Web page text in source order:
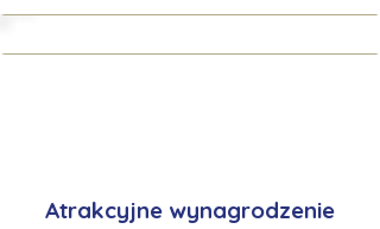
Atrakcyjne wynagrodzenie